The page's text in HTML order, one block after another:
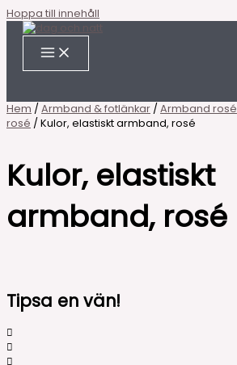
Hoppa till innehåll
Hem / Armband & fotlänkar / Armband rosé
rosé / Kulor, elastiskt armband, rosé
Kulor, elastiskt
armband, rosé
Tipsa en vän!